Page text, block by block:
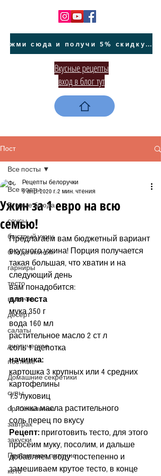
жми сюда и получи 5% скидку на покупку авто на Кипре и автообслуживание
Вкусные рецепты
вход в блог тут
Пост
Все посты
Вторые блюда
соусы
быстрый ужин
блюда эконом
гарниры
тесто
выпечка
десерт
салаты
диетическое
постные
Домашние секретики
супы
оригинальные
завтрак
закуски
Правильное питание
кето
Все посты
Ужин за 1 евро на всю
семью!
Рецепты белоручки
9 апр. 2020 г.2 мин. чтения
Предлагаем вам бюджетный вариант
вкусного ужина! Порция получается
такая большая, что хватин и на
следующий день
вам понадобится:
для теста
мука 350 г
вода 160 мл
растительное масло 2 ст л
соль 1 щепотка
начинка:
картошка 3 крупных или 4 средних
картофелины
1.5 луковиц
1 ложка масла растительного
соль перец по вкусу
Рецепт: приготовить тесто, для этого
просеим муку, посолим, и дальше
добавляем воду  постепенно и
замешиваем крутое тесто, в конце